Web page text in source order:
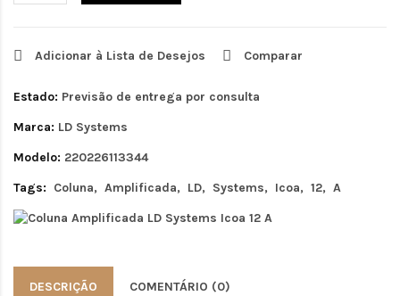
Adicionar à Lista de Desejos Comparar
Estado: Previsão de entrega por consulta
Marca: LD Systems
Modelo: 220226113344
Tags: Coluna Amplificada LD Systems Icoa 12 A
DESCRIÇÃO COMENTÁRIO (0)